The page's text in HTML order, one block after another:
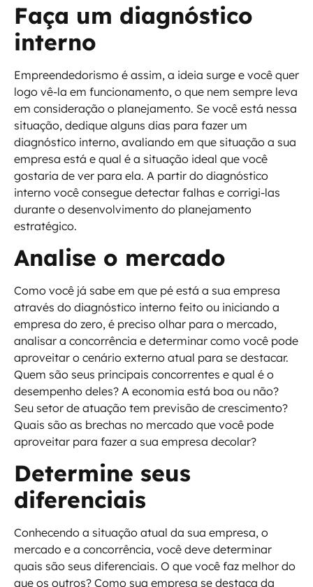
Faça um diagnóstico
interno
Empreendedorismo é assim, a ideia surge e você quer
logo vê-la em funcionamento, o que nem sempre leva
em consideração o planejamento. Se você está nessa
situação, dedique alguns dias para fazer um
diagnóstico interno, avaliando em que situação a sua
empresa está e qual é a situação ideal que você
gostaria de ver para ela. A partir do diagnóstico
interno você consegue detectar falhas e corrigi-las
durante o desenvolvimento do planejamento
estratégico.
Analise o mercado
Como você já sabe em que pé está a sua empresa
através do diagnóstico interno feito ou iniciando a
empresa do zero, é preciso olhar para o mercado,
analisar a concorrência e determinar como você pode
aproveitar o cenário externo atual para se destacar.
Quem são seus principais concorrentes e qual é o
desempenho deles? A economia está boa ou não?
Seu setor de atuação tem previsão de crescimento?
Quais são as brechas no mercado que você pode
aproveitar para fazer a sua empresa decolar?
Determine seus
diferenciais
Conhecendo a situação atual da sua empresa, o
mercado e a concorrência, você deve determinar
quais são seus diferenciais. O que você faz melhor do
que os outros? Como sua empresa se destaca da